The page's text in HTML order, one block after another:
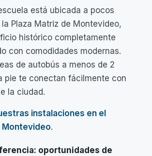
está ubicada a pocos
Plaza Matriz de Montevideo,
histórico completamente
con comodidades modernas.
de autobús a menos de 2
pie te conectan fácilmente con
la ciudad.
instalaciones en el
Montevideo.
oportunidades de